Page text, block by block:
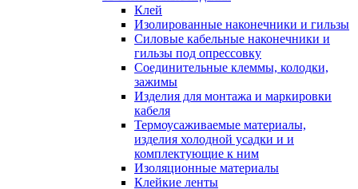
Клей
Изолированные наконечники и гильзы
Силовые кабельные наконечники и
гильзы под опрессовку
Соединительные клеммы, колодки,
зажимы
Изделия для монтажа и маркировки
кабеля
Термоусаживаемые материалы,
изделия холодной усадки и и
комплектующие к ним
Изоляционные материалы
Клейкие ленты